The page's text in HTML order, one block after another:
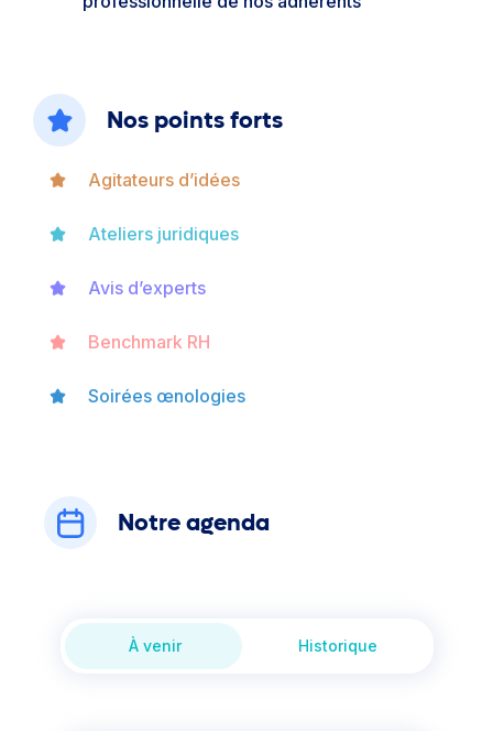
Nos points forts
Agitateurs d’idées
Ateliers juridiques
Avis d’experts
Benchmark RH
Soirées œnologies
Notre agenda
À venir Historique